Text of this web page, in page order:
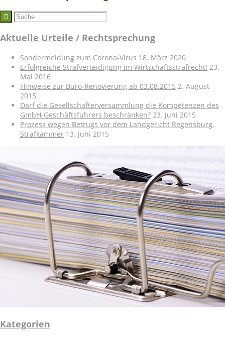
Aktuelle Urteile / Rechtsprechung
Sondermeldung zum Corona-Virus 18. März 2020
Erfolgreiche Strafverteidigung im Wirtschaftsstrafrecht! 23.
Mai 2016
Hinweise zur Büro-Renovierung ab 03.08.2015 2. August
2015
Darf die Gesellschafterversammlung die Kompetenzen des
GmbH-Geschäftsführers beschränken? 23. Juni 2015
Prozess wegen Betrugs vor dem Landgericht Regensburg,
Strafkammer 13. Juni 2015
Kategorien